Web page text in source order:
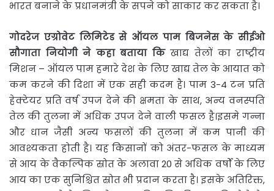
भारत बनाने के प्रधानमंत्री के सपने को साकार कर सकता है।
गोदरेज एग्रोवेट लिमिटेड से ऑयल पाम बिजनेस के सीईओ
सौगाता नियोगी ने कहा बताया कि खाद्य तेलों का राष्ट्रीय
मिशन – ऑयल पाम हमारे देश के लिए खाद्य तेल के आयात को
कम करने की दिशा में एक सही कदम है। पाम 3-4 टन प्रति
हेक्टेयर प्रति वर्ष उपज देने की क्षमता के साथ, अन्य वनस्पति
तेल की तुलना में अधिक उपज देने वाली फसल है।इसमे गन्ना
और धान जैसी अन्य फसलों की तुलना में कम पानी की
आवश्यकता होती है। यह किसानों को अंतर-फसल के माध्यम
से आय के वैकल्पिक स्रोत के अलावा 20 से अधिक वर्षों के लिए
आय का एक सुनिश्चित स्रोत भी प्रदान करता है। इसके अतिरिक्त,